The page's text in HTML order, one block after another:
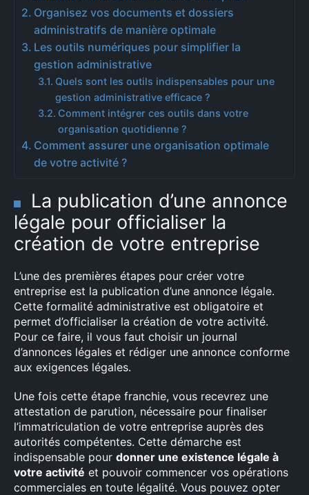
Organisez vos documents et dossiers
administratifs de manière optimale
Les outils numériques pour simplifier la
gestion administrative
Quels sont les outils indispensables pour une
gestion administrative efficace ?
Comment intégrer ces outils dans votre
organisation quotidienne ?
Comment assurer une organisation optimale
de votre activité ?
La publication d’une annonce
légale pour officialiser la
création de votre entreprise
L’une des premières étapes pour créer votre
entreprise est la publication d’une annonce légale.
Cette formalité administrative est obligatoire et
permet d’officialiser la création de votre activité.
Pour ce faire, il vous faut choisir un journal
d’annonces légales et rédiger une annonce conforme
aux exigences légales.
Une fois cette étape franchie, vous recevrez une
attestation de parution, nécessaire pour finaliser
l’immatriculation de votre entreprise auprès des
autorités compétentes. Cette démarche est
indispensable pour donner une existence légale à
votre activité et pouvoir commencer vos opérations
commerciales en toute légalité. Vous pouvez opter